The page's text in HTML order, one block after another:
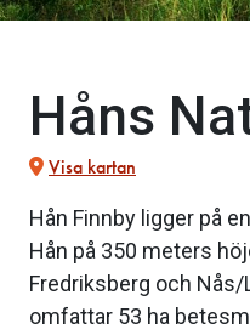
Håns
Visa kartan
Hån Finnby ligger på
Hån på 350 meters
Fredriksberg och
omfattar 53 ha